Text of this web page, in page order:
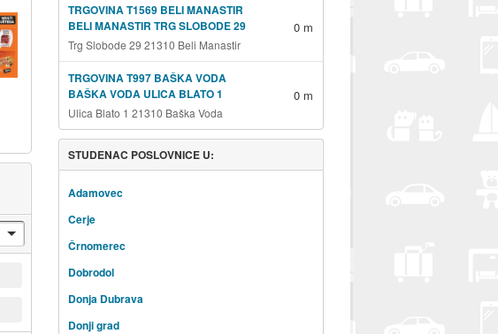
TRGOVINA T1569 BELI MANASTIR
BELI MANASTIR TRG SLOBODE 29
Trg Slobode 29 21310 Beli Manastir
0 m
TRGOVINA T997 BAŠKA VODA
BAŠKA VODA ULICA BLATO 1
Ulica Blato 1 21310 Baška Voda
0 m
STUDENAC POSLOVNICE U:
Adamovec
Cerje
Črnomerec
Dobrodol
Donja Dubrava
Donji grad